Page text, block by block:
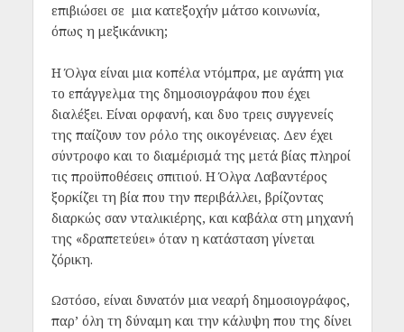
επιβιώσει σε μια κατεξοχήν μάτσο κοινωνία,
όπως η μεξικάνικη;
Η Όλγα είναι μια κοπέλα ντόμπρα, με αγάπη για
το επάγγελμα της δημοσιογράφου που έχει
διαλέξει. Είναι ορφανή, και δυο τρεις συγγενείς
της παίζουν τον ρόλο της οικογένειας. Δεν έχει
σύντροφο και το διαμέρισμά της μετά βίας πληροί
τις προϋποθέσεις σπιτιού. Η Όλγα Λαβαντέρος
ξορκίζει τη βία που την περιβάλλει, βρίζοντας
διαρκώς σαν νταλικιέρης, και καβάλα στη μηχανή
της «δραπετεύει» όταν η κατάσταση γίνεται
ζόρικη.
Ωστόσο, είναι δυνατόν μια νεαρή δημοσιογράφος,
παρ’ όλη τη δύναμη και την κάλυψη που της δίνει